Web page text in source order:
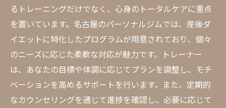
るトレーニングだけでなく、心身のトータルケアに重点
を置いています。名古屋のパーソナルジムでは、産後ダ
イエットに特化したプログラムが用意されており、個々
のニーズに応じた柔軟な対応が魅力です。トレーナー
は、あなたの目標や体調に応じてプランを調整し、モチ
ベーションを高めるサポートを行います。また、定期的
なカウンセリングを通じて進捗を確認し、必要に応じて